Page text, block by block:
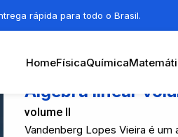
rápida para todo o Brasil.
HomeFísicaQuímica
Álgebra linear
volume II
Vandenberg Lopes Vieira é